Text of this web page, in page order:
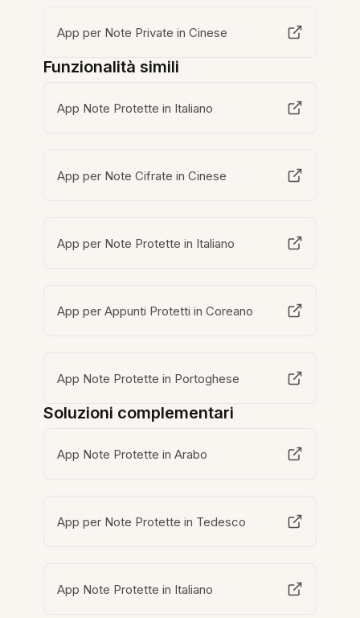
App per Note Private in Cinese
Funzionalità simili
App Note Protette in Italiano
App per Note Cifrate in Cinese
App per Note Protette in Italiano
App per Appunti Protetti in Coreano
App Note Protette in Portoghese
Soluzioni complementari
App Note Protette in Arabo
App per Note Protette in Tedesco
App Note Protette in Italiano